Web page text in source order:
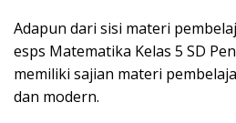
Adapun dari sisi materi
esps Matematika Kelas 5 SD
memiliki sajian materi
dan modern.